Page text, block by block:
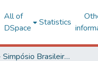
All of
DSpace
Statistics
SBQP - Simpósio Brasileiro de Qualidade do Projeto no Ambiente Construído